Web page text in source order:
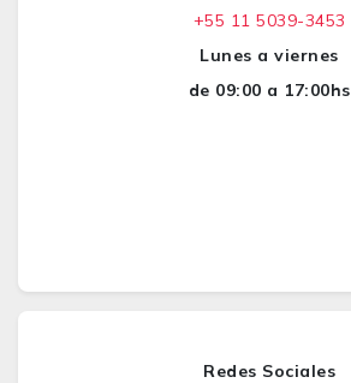
+55 11 5039-3453
Lunes a viernes
de 09:00 a 17:00hs
Redes Sociales